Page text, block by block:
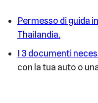
Permesso di guida
Thailandia.
I 3 documenti
con la tua auto o